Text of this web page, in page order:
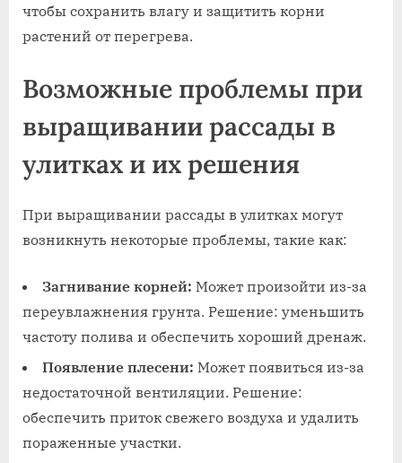
чтобы сохранить влагу и защитить корни
растений от перегрева.
Возможные проблемы при
выращивании рассады в
улитках и их решения
При выращивании рассады в улитках могут
возникнуть некоторые проблемы, такие как:
Загнивание корней: Может произойти из-за
переувлажнения грунта. Решение: уменьшить
частоту полива и обеспечить хороший дренаж.
Появление плесени: Может появиться из-за
недостаточной вентиляции. Решение:
обеспечить приток свежего воздуха и удалить
пораженные участки.